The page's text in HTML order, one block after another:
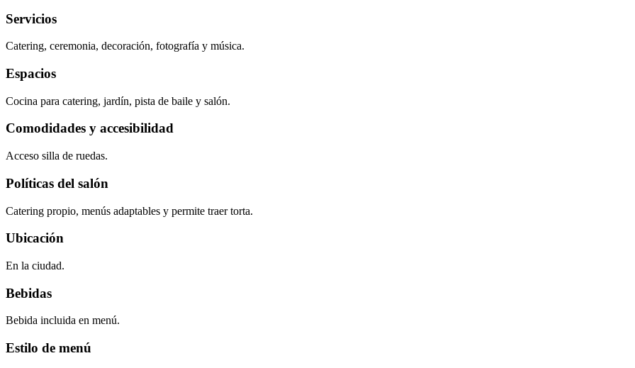
Servicios
Catering, ceremonia, decoración, fotografía y música.
Espacios
Cocina para catering, jardín, pista de baile y salón.
Comodidades y accesibilidad
Acceso silla de ruedas.
Políticas del salón
Catering propio, menús adaptables y permite traer torta.
Ubicación
En la ciudad.
Bebidas
Bebida incluida en menú.
Estilo de menú